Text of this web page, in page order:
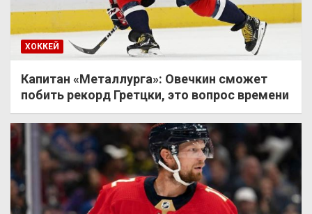
ХОККЕЙ
Капитан «Металлурга»: Овечкин сможет
побить рекорд Гретцки, это вопрос времени